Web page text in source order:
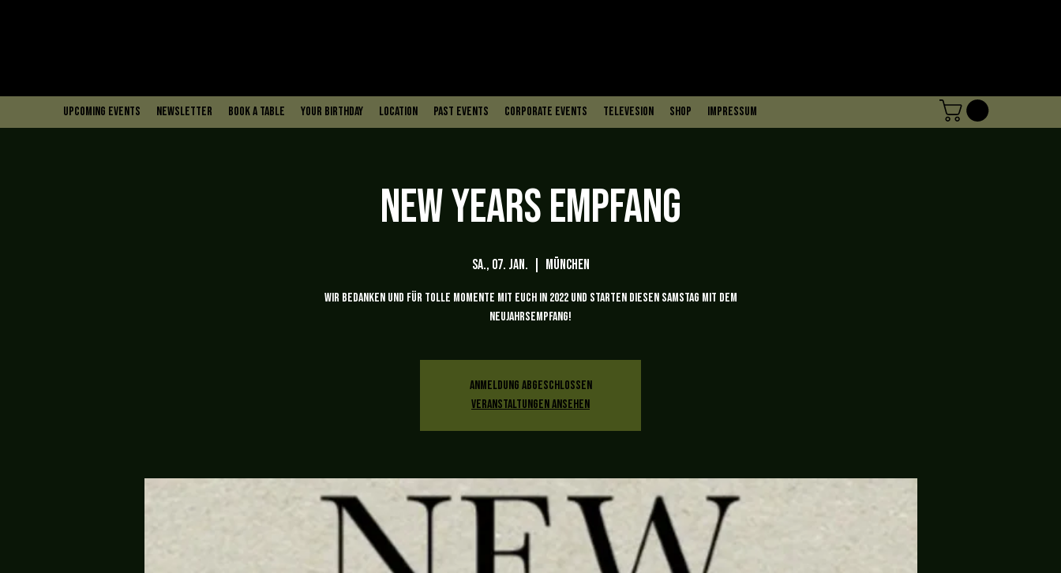
upcoming events Newsletter book a table Your Birthday Location PAST EVENTS Corporate Events Televesion Shop Impressum
NEW YEARS EMPFANG
Sa., 07. Jan. München
Wir bedanken und für tolle Momente mit Euch in 2022 und starten diesen Samstag mit dem
Neujahrsempfang!
Anmeldung abgeschlossen
Veranstaltungen ansehen